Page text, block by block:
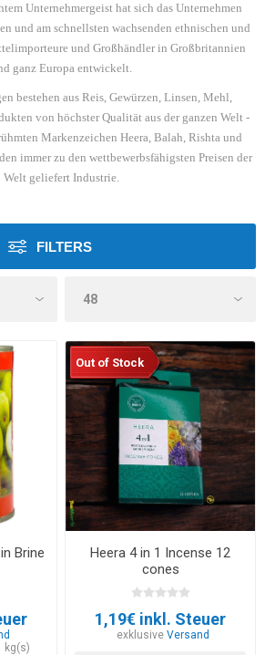
Unternehmergeist hat sich das Unternehmen
und am schnellsten wachsenden ethnischen und
und Großhändler in Großbritannien
ganz Europa entwickelt.
bestehen aus Reis, Gewürzen, Linsen, Mehl,
von höchster Qualität aus der ganzen Welt -
Markenzeichen Heera, Balah, Rishta und
immer zu den wettbewerbsfähigsten Preisen der
Welt geliefert Industrie.
FILTERS
Brine
kg(s)
Out of Stock
Heera 4 in 1 Incense 12
cones
1,19€ inkl. Steuer
exklusive Versand